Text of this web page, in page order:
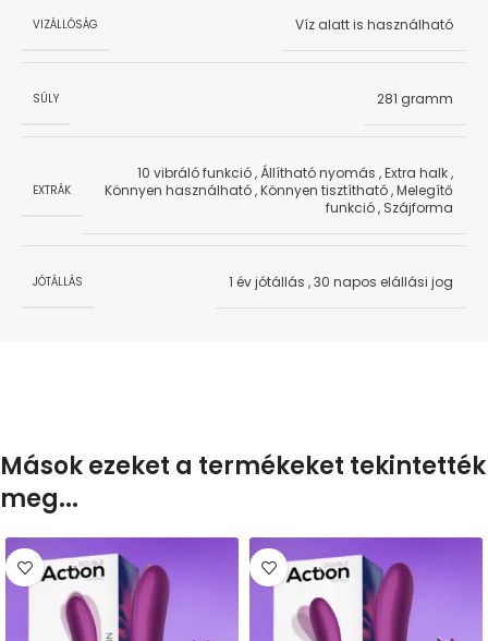
VIZÁLLÓSÁG Víz alatt is használható
SÚLY 281 gramm
EXTRÁK
10 vibráló funkció, Állítható nyomás ,Extra halk,
Könnyen használható,Könnyen tisztítható,Melegítő
funkció, Szájforma
JÓTÁLLÁS 1 év jótállás ,30 napos elállási jog
Mások ezeket a termékeket tekintették
meg...